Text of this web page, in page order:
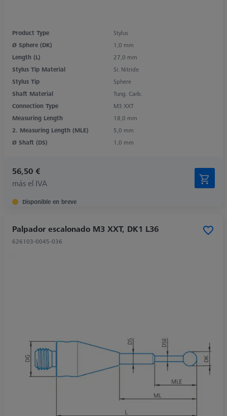
Product Type
Stylus
Ø Sphere (DK)
1,0 mm
Length (L)
27,0 mm
Stylus Tip Material
Si. Nitride
Stylus Tip
Sphere
Shaft Material
Tung. Carb.
Connection Type
M3 XXT
Measuring Length
18,0 mm
2. Measuring Length (MLE)
5,0 mm
Ø Shaft (DS)
1,0 mm
56,50 €
más el IVA
Disponible en breve
Palpador escalonado M3 XXT, DK1 L36
626103-0045-036